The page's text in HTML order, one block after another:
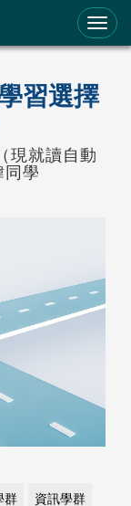
習選擇
現就讀自動
同學
群 資訊學群